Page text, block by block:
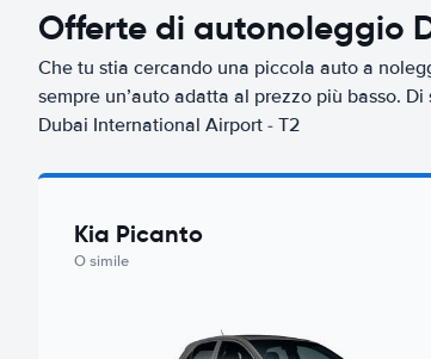
Offerte di autonoleggio
Che tu stia cercando una piccola auto a
sempre un’auto adatta al prezzo più basso.
Dubai International Airport - T2
Kia Picanto
O simile